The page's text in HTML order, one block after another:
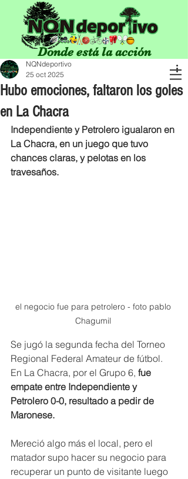
Donde está la acción
Hubo emociones, faltaron los goles
en La Chacra
NQNdeportivo
25 oct 2025
Independiente y Petrolero igualaron en
La Chacra, en un juego que tuvo
chances claras, y pelotas en los
travesaños.
el negocio fue para petrolero - foto pablo
Chagumil
Se jugó la segunda fecha del Torneo
Regional Federal Amateur de fútbol.
En La Chacra, por el Grupo 6, fue
empate entre Independiente y
Petrolero 0-0, resultado a pedir de
Maronese.
Mereció algo más el local, pero el
matador supo hacer su negocio para
recuperar un punto de visitante luego